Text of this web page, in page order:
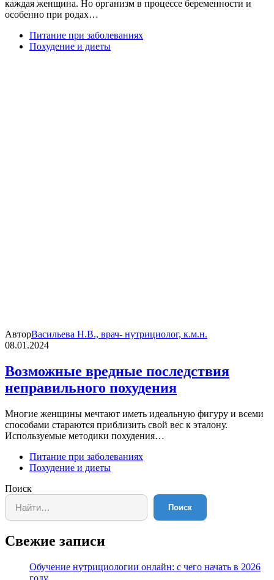
каждая женщина. Но организм в процессе беременности и
особенно при родах…
Питание при заболеваниях
Похудение и диеты
АвторВасильева Н.В., врач- нутрициолог, к.м.н.
08.01.2024
Возможные вредные последствия
неправильного похудения
Многие женщины мечтают иметь идеальную фигуру и всеми
способами стараются приблизить свой вес к эталону.
Используемые методики похудения…
Питание при заболеваниях
Похудение и диеты
Поиск
Поиск
Свежие записи
Обучение нутрициологии онлайн: с чего начать в 2026
году